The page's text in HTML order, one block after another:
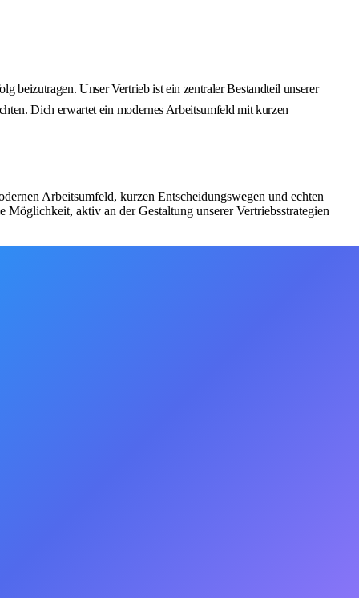
beizutragen. Unser Vertrieb ist ein zentraler Bestandteil unserer
Dich erwartet ein modernes Arbeitsumfeld mit kurzen
Arbeitsumfeld, kurzen Entscheidungswegen und echten
aktiv an der Gestaltung unserer Vertriebsstrategien